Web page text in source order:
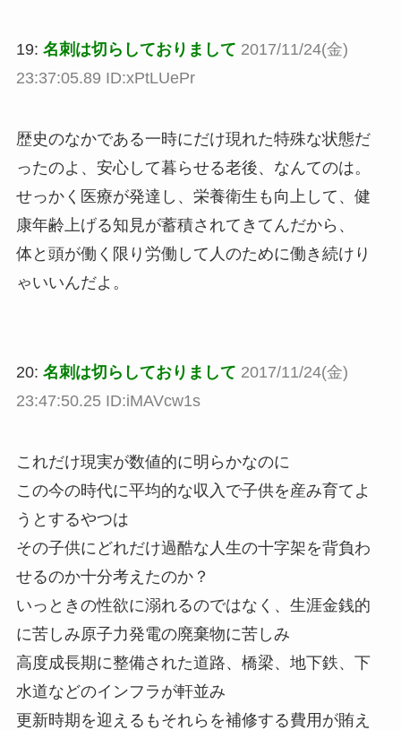
19: 名刺は切らしておりまして 2017/11/24(金)
23:37:05.89 ID:xPtLUePr
歴史のなかである一時にだけ現れた特殊な状態だ
ったのよ、安心して暮らせる老後、なんてのは。
せっかく医療が発達し、栄養衛生も向上して、健
康年齢上げる知見が蓄積されてきてんだから、
体と頭が働く限り労働して人のために働き続けり
ゃいいんだよ。
20: 名刺は切らしておりまして 2017/11/24(金)
23:47:50.25 ID:iMAVcw1s
これだけ現実が数値的に明らかなのに
この今の時代に平均的な収入で子供を産み育てよ
うとするやつは
その子供にどれだけ過酷な人生の十字架を背負わ
せるのか十分考えたのか？
いっときの性欲に溺れるのではなく、生涯金銭的
に苦しみ原子力発電の廃棄物に苦しみ
高度成長期に整備された道路、橋梁、地下鉄、下
水道などのインフラが軒並み
更新時期を迎えるもそれらを補修する費用が賄え